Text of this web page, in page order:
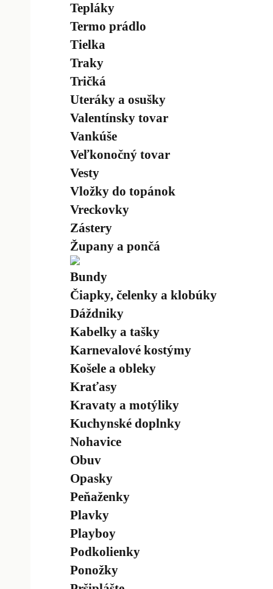
Tepláky
Termo prádlo
Tielka
Traky
Tričká
Uteráky a osušky
Valentínsky tovar
Vankúše
Veľkonočný tovar
Vesty
Vložky do topánok
Vreckovky
Zástery
Župany a pončá
Bundy
Čiapky, čelenky a klobúky
Dáždniky
Kabelky a tašky
Karnevalové kostýmy
Košele a obleky
Kraťasy
Kravaty a motýliky
Kuchynské doplnky
Nohavice
Obuv
Opasky
Peňaženky
Plavky
Playboy
Podkolienky
Ponožky